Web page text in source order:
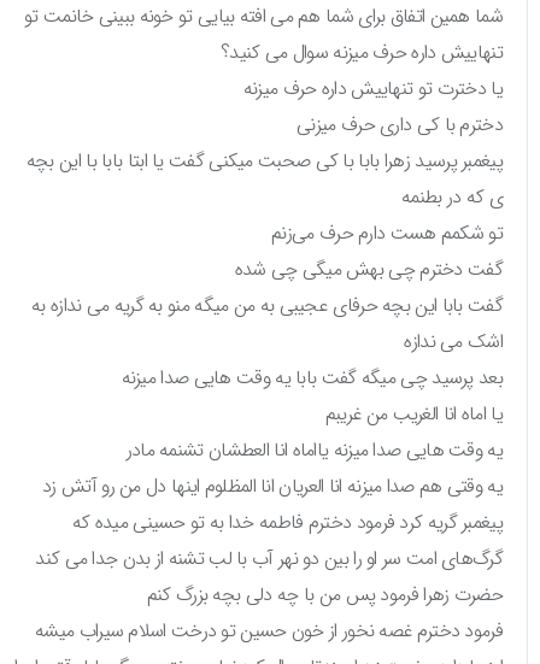
شما همین اتفاق برای شما هم می افته بیایی تو خونه ببینی خانمت تو
تنهاییش داره حرف میزنه سوال می کنید؟
یا دخترت تو تنهاییش داره حرف میزنه
دخترم‌ با کی داری حرف میزنی
پیغمبر پرسید زهرا بابا با کی صحبت میکنی گفت یا ابتا بابا با این بچه
ی که در بطنمه
تو شکمم هست دارم حرف می‌زنم
گفت دخترم چی بهش میگی چی شده
گفت بابا این بچه حرفای عجیبی به من میگه منو به گریه می ندازه به
اشک می ندازه
بعد پرسید چی میگه گفت بابا یه وقت هایی صدا میزنه
یا اماه انا الغریب من غریبم
یه وقت هایی صدا میزنه یااماه انا العطشان تشنمه مادر
یه وقتی هم‌ صدا میزنه انا العریان انا المظلوم اینها دل من رو آتش زد
پیغمبر گریه کرد فرمود دخترم فاطمه خدا به تو حسینی میده که
گرگ‌های امت سر او را بین دو نهر آب با لب تشنه از بدن جدا می کند
حضرت زهرا فرمود پس من با چه دلی بچه بزرگ کنم‌
فرمود دخترم غصه نخور از خون حسین تو درخت اسلام سیراب میشه